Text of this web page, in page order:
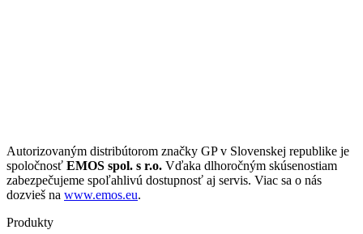
Autorizovaným distribútorom značky GP v Slovenskej republike je
spoločnosť EMOS spol. s r.o. Vďaka dlhoročným skúsenostiam
zabezpečujeme spoľahlivú dostupnosť aj servis. Viac sa o nás
dozvieš na www.emos.eu.
Produkty